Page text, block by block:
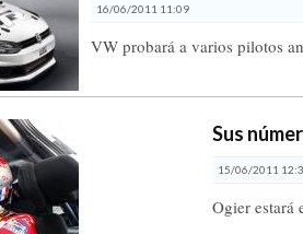
16/06/2011 11:09
VW probará a varios pilotos
Sus
15/06/2011
Ogier estará